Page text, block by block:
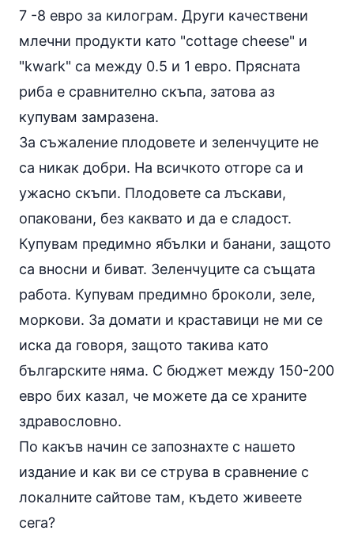
7 -8 евро за килограм. Други качествени
млечни продукти като "cottage cheese" и
"kwark" са между 0.5 и 1 евро. Прясната
риба е сравнително скъпа, затова аз
купувам замразена.
За съжаление плодовете и зеленчуците не
са никак добри. На всичкото отгоре са и
ужасно скъпи. Плодовете са лъскави,
опаковани, без каквато и да е сладост.
Купувам предимно ябълки и банани, защото
са вносни и биват. Зеленчуците са същата
работа. Купувам предимно броколи, зеле,
моркови. За домати и краставици не ми се
иска да говоря, защото такива като
българските няма. С бюджет между 150-200
евро бих казал, че можете да се храните
здравословно.
По какъв начин се запознахте с нашето
издание и как ви се струва в сравнение с
локалните сайтове там, където живеете
сега?